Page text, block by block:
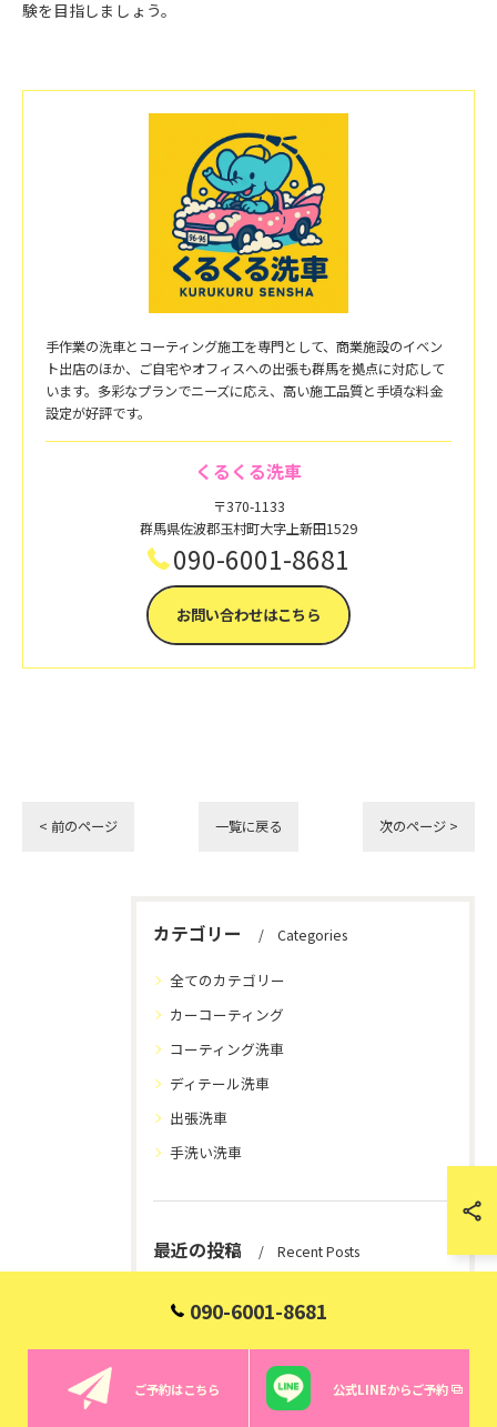
験を目指しましょう。
手作業の洗車とコーティング施工を専門として、商業施設のイベン
ト出店のほか、ご自宅やオフィスへの出張も群馬を拠点に対応して
います。多彩なプランでニーズに応え、高い施工品質と手頃な料金
設定が好評です。
くるくる洗車
〒370-1133
群馬県佐波郡玉村町大字上新田1529
090-6001-8681
お問い合わせはこちら
< 前のページ 一覧に戻る 次のページ >
カテゴリー Categories
全てのカテゴリー
カーコーティング
コーティング洗車
ディテール洗車
出張洗車
手洗い洗車
最近の投稿 Recent Posts
カーコーティング料金を埼玉県本庄市で比べる決め手と目安総まとめ
090-6001-8681
ご予約はこちら 公式LINEからご予約